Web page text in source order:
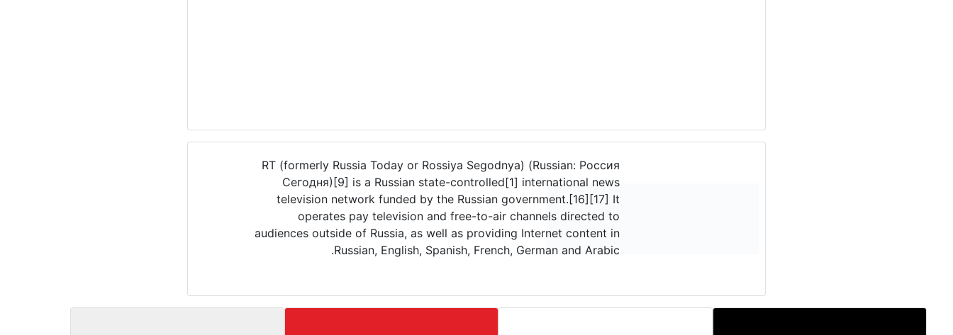
RT (formerly Russia Today or Rossiya Segodnya) (Russian: Россия
Сегодня)[9] is a Russian state-controlled[1] international news
television network funded by the Russian government.[16][17] It
operates pay television and free-to-air channels directed to
audiences outside of Russia, as well as providing Internet content in
Russian, English, Spanish, French, German and Arabic.